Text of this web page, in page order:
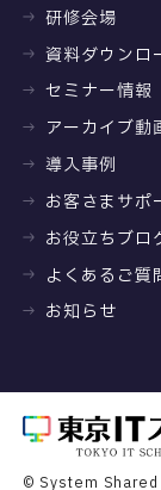
研修会場
資料ダウンロ
セミナー情報
アーカイブ動
導入事例
お客さまサポ
お役立ちブロ
よくあるご質
お知らせ
© System